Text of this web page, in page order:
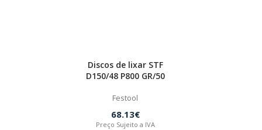
Discos de lixar STF
D150/48 P800 GR/50
Festool
68.13€
Preço Sujeito a IVA